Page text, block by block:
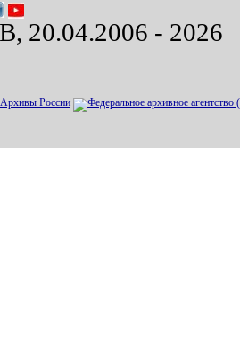
20.04.2006 - 2026